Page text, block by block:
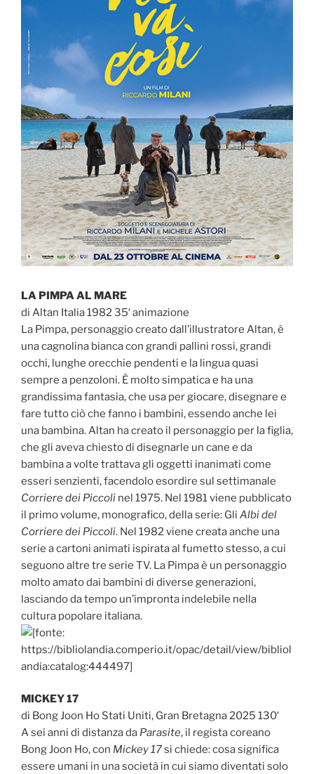
LA PIMPA AL MARE
di Altan Italia 1982 35′ animazione
La Pimpa, personaggio creato dall’illustratore Altan, è
una cagnolina bianca con grandi pallini rossi, grandi
occhi, lunghe orecchie pendenti e la lingua quasi
sempre a penzoloni. È molto simpatica e ha una
grandissima fantasia, che usa per giocare, disegnare e
fare tutto ciò che fanno i bambini, essendo anche lei
una bambina. Altan ha creato il personaggio per la figlia,
che gli aveva chiesto di disegnarle un cane e da
bambina a volte trattava gli oggetti inanimati come
esseri senzienti, facendolo esordire sul settimanale
Corriere dei Piccoli nel 1975. Nel 1981 viene pubblicato
il primo volume, monografico, della serie: Gli Albi del
Corriere dei Piccoli. Nel 1982 viene creata anche una
serie a cartoni animati ispirata al fumetto stesso, a cui
seguono altre tre serie TV. La Pimpa è un personaggio
molto amato dai bambini di diverse generazioni,
lasciando da tempo un’impronta indelebile nella
cultura popolare italiana.
MICKEY 17
di Bong Joon Ho Stati Uniti, Gran Bretagna 2025 130′
A sei anni di distanza da Parasite, il regista coreano
Bong Joon Ho, con Mickey 17si chiede: cosa significa
essere umani in una società in cui siamo diventati solo